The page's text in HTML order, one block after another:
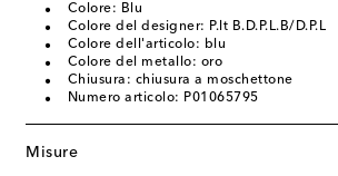
Colore: Blu
Colore del designer: P.lt B.D.P.L.B/D.P.L
Colore dell'articolo: blu
Colore del metallo: oro
Chiusura: chiusura a moschettone
Numero articolo: P01065795
Misure